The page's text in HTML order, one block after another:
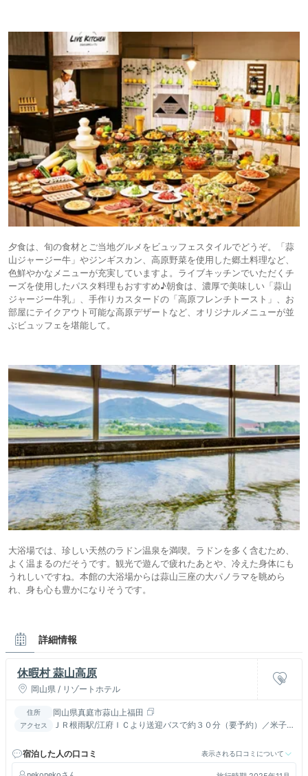
夕食は、旬の食材とご当地グルメをビュッフェスタイルでどうぞ。「蒜
山ジャージー牛」やジンギスカン、高原野菜を使用した郷土料理など、
色鮮やかなメニューが充実していますよ。ライブキッチンでいただくチ
ーズを使用したパスタ料理もおすすめ♪朝食は、濃厚で美味しい「蒜山
ジャージー牛乳」、手作りカスタードの「高原フレンチトースト」、お
部屋にテイクアウト可能な高原デザートなど、オリジナルメニューが並
ぶビュッフェを堪能して。
大浴場では、珍しい天然のラドン温泉を満喫。ラドンを多く含むため、
よく温まるのだそうです。観光で遊んで疲れたあとや、冷えた身体にも
うれしいですね。本館の大浴場からは蒜山三座の大パノラマを眺めら
れ、身も心も豊かになりそうです。
詳細情報
休暇村 蒜山高原
岡山県 / リゾートホテル
住所 岡山県真庭市蒜山上福田
アクセス
ＪＲ根雨駅/江府ＩＣより送迎バスで約３０分（要予約）／米子
宿泊した人の口コミ
表示される口コミについて